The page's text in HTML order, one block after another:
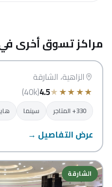
مراكز تسوق أخرى
الشارقة
سيتي سنتر
الزاهية، الشارقة
★
★
★
★
★
4.5
(40k)
330+ المتاجر سينما
عرض التفاصيل →
الشارقة